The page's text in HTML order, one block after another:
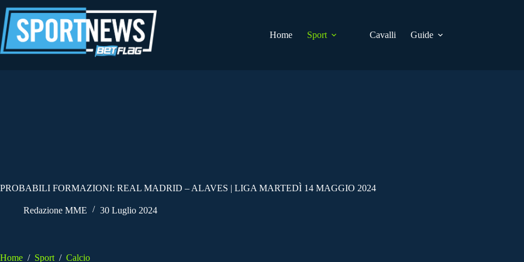
al
contenuto
Home
Sport Cavalli Guide
PROBABILI FORMAZIONI: REAL MADRID – ALAVES | LIGA MARTEDÌ 14 MAGGIO 2024
Redazione MME 30 Luglio 2024
Home / Sport / Calcio